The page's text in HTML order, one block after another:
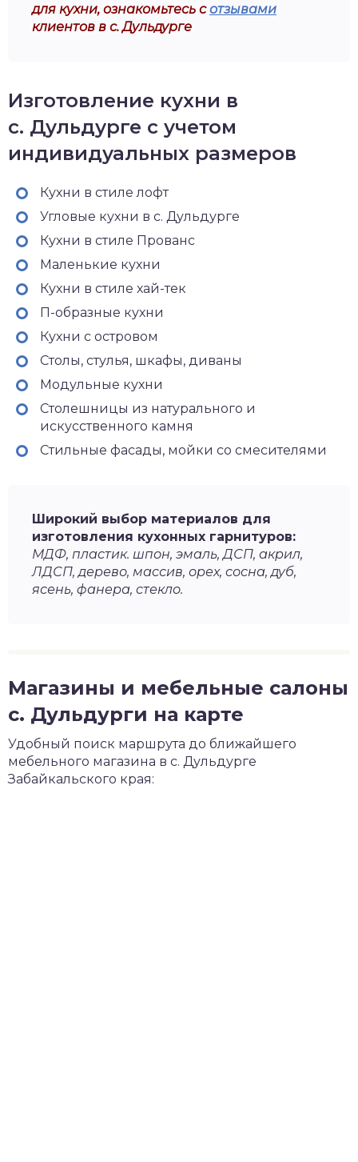
для кухни, ознакомьтесь сотзывами
клиентов в с. Дульдурге
Изготовление кухни в
с. Дульдурге с учетом
индивидуальных размеров
Кухни в стиле лофт
Угловые кухни в с. Дульдурге
Кухни в стиле Прованс
Маленькие кухни
Кухни в стиле хай-тек
П-образные кухни
Кухни с островом
Столы, стулья, шкафы, диваны
Модульные кухни
Столешницы из натурального и
искусственного камня
Стильные фасады, мойки со смесителями
Широкий выбор материалов для
изготовления кухонных гарнитуров:
МДФ, пластик. шпон, эмаль, ДСП, акрил,
ЛДСП, дерево, массив, орех, сосна, дуб,
ясень, фанера, стекло.
Магазины и мебельные салоны
с. Дульдурги на карте
Удобный поиск маршрута до ближайшего
мебельного магазина в с. Дульдурге
Забайкальского края: